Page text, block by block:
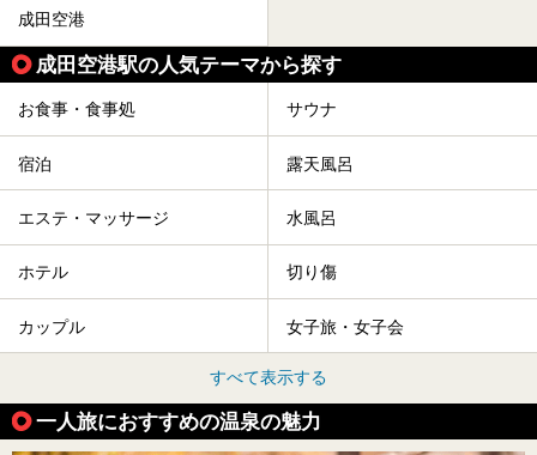
成田空港
成田空港駅の人気テーマから探す
お食事・食事処 サウナ
宿泊 露天風呂
エステ・マッサージ 水風呂
ホテル 切り傷
カップル 女子旅・女子会
すべて表示する
一人旅におすすめの温泉の魅力